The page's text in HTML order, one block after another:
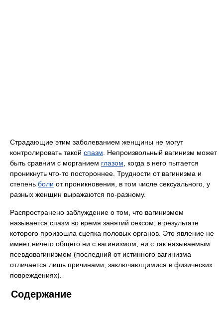
Страдающие этим заболеванием женщины не могут
контролировать такой спазм . Непроизвольный вагинизм может
быть сравним с морганием глазом , когда в него пытается
проникнуть что-то постороннее. Трудности от вагинизма и
степень боли от проникновения, в том числе сексуального, у
разных женщин выражаются по-разному.
Распространено заблуждение о том, что вагинизмом
называется спазм во время занятий сексом, в результате
которого произошла сцепка половых органов. Это явление не
имеет ничего общего ни с вагинизмом, ни с так называемым
псевдовагинизмом (последний от истинного вагинизма
отличается лишь причинами, заключающимися в физических
повреждениях).
Содержание